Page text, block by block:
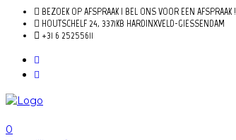
BEZOEK OP AFSPRAAK | BEL ONS VOOR EEN AFSPRAAK !
HOUTSCHELF 24, 3371KB HARDINXVELD-GIESSENDAM
+31 6 25255611
0